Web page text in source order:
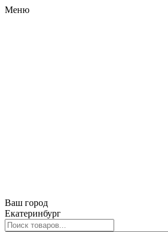
Меню
Ваш город
Екатеринбург